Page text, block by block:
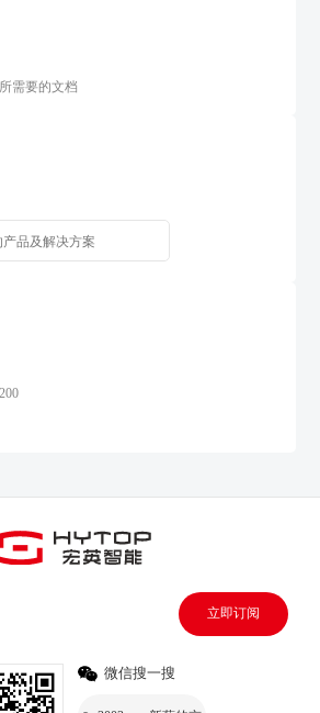
需要的文档
立即订阅
微信搜一搜